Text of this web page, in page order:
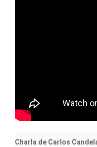
Charla de Carlos